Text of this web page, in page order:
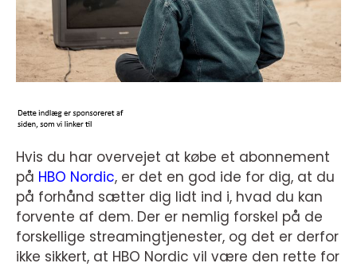
Hvis du har overvejet at købe et abonnement
på HBO Nordic, er det en god ide for dig, at du
på forhånd sætter dig lidt ind i, hvad du kan
forvente af dem. Der er nemlig forskel på de
forskellige streamingtjenester, og det er derfor
ikke sikkert, at HBO Nordic vil være den rette for